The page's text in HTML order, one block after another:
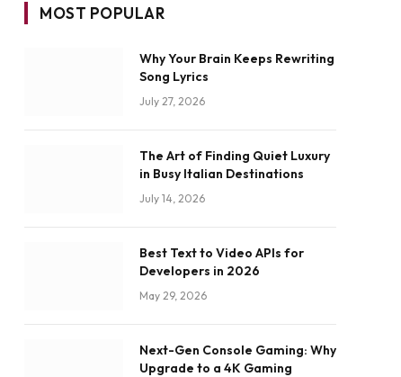
MOST POPULAR
Why Your Brain Keeps Rewriting
Song Lyrics
July 27, 2026
The Art of Finding Quiet Luxury
in Busy Italian Destinations
July 14, 2026
Best Text to Video APIs for
Developers in 2026
May 29, 2026
Next-Gen Console Gaming: Why
Upgrade to a 4K Gaming